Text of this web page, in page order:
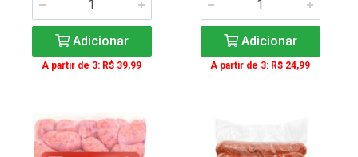
Adicionar
A partir de 3: R$ 39,99
Adicionar
A partir de 3: R$ 24,99